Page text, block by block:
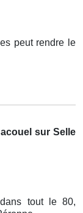
peut rendre le
sur Selle
tout le 80,